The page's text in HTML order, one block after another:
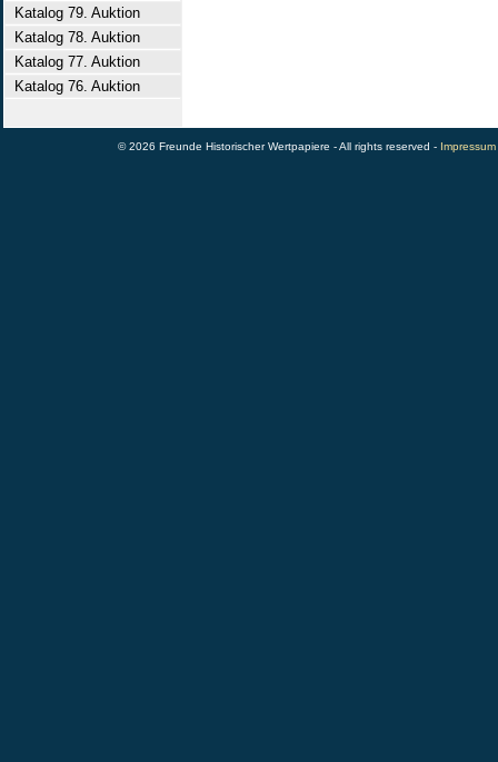
Katalog 79. Auktion
Katalog 78. Auktion
Katalog 77. Auktion
Katalog 76. Auktion
© 2026 Freunde Historischer Wertpapiere - All rights reserved - Impressum